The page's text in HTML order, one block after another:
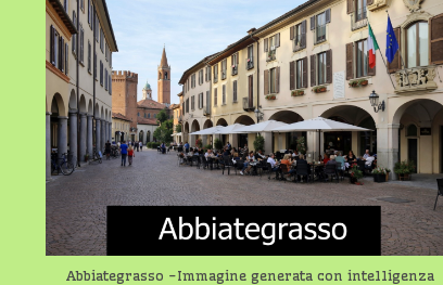
Abbiategrasso -Immagine generata con intelligenza